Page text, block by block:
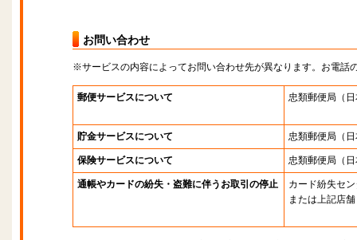
お問い合わせ
※サービスの内容によってお問い合わせ先が異なります。お電話
郵便サービスについて 忠類郵便局 （
貯金サービスについて 忠類郵便局 （
保険サービスについて 忠類郵便局 （
通帳やカードの紛失・盗難に伴うお取引の停止
カード紛失セ
または上記店舗